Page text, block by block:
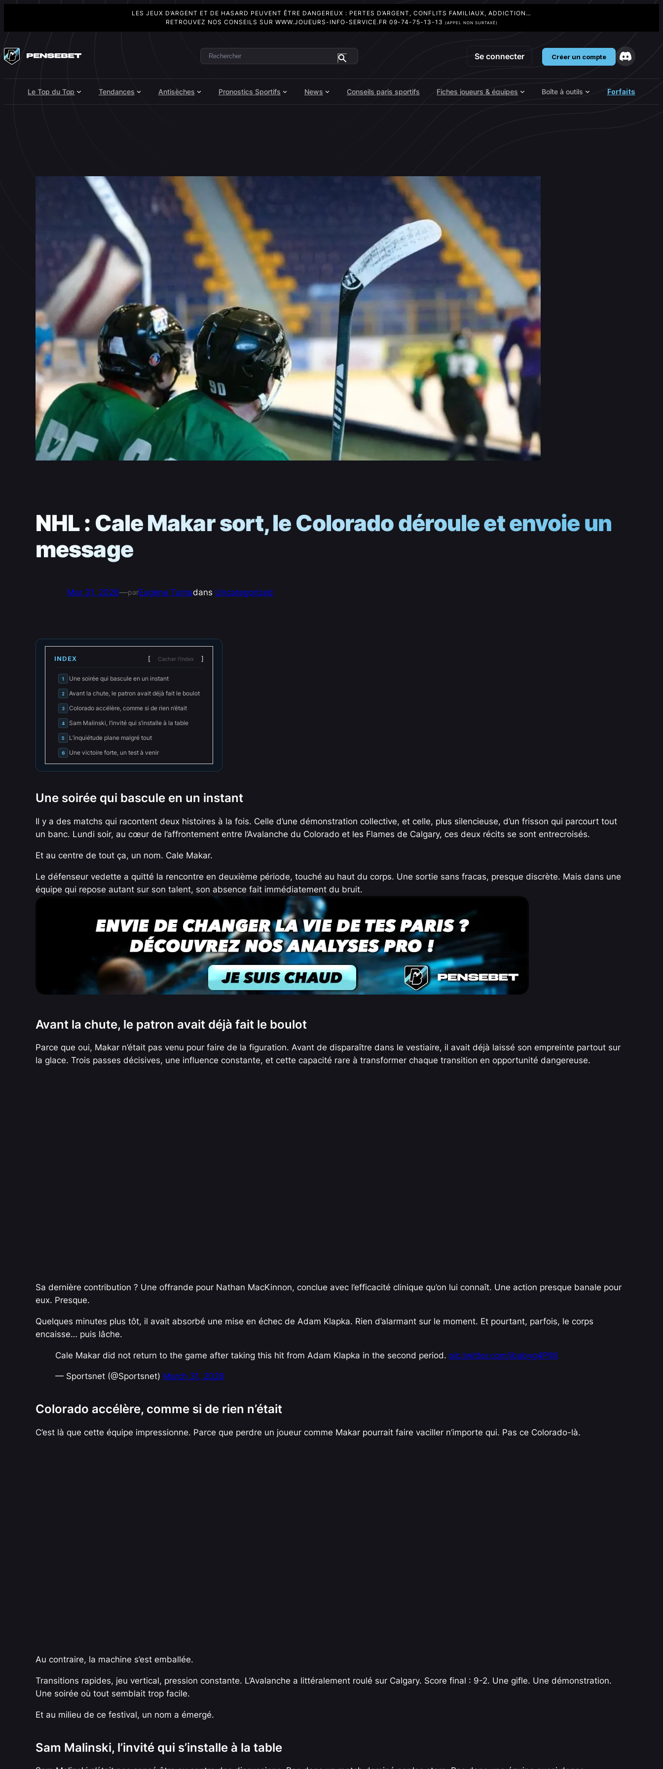
LES JEUX D’ARGENT ET DE HASARD PEUVENT ÊTRE DANGEREUX : PERTES D’ARGENT, CONFLITS FAMILIAUX, ADDICTION…
RETROUVEZ NOS CONSEILS SUR WWW.JOUEURS-INFO-SERVICE.FR 09-74-75-13-13 (APPEL NON SURTAXÉ)
au
contenu
Rechercher Se connecter Créer un compte
Le Top du Top Tendances Antisèches Pronostics Sportifs News Conseils paris sportifs Fiches joueurs & équipes Boîte à outils Forfaits
NHL : Cale Makar sort, le Colorado déroule et envoie un
message
Mar 31, 2026—parEugène Tumadans Uncategorized
INDEX Cacher l'index
1 Une soirée qui bascule en un instant
2 Avant la chute, le patron avait déjà fait le boulot
3 Colorado accélère, comme si de rien n’était
4 Sam Malinski, l’invité qui s’installe à la table
5 L’inquiétude plane malgré tout
6 Une victoire forte, un test à venir
Une soirée qui bascule en un instant
Il y a des matchs qui racontent deux histoires à la fois. Celle d’une démonstration collective, et celle, plus silencieuse, d’un frisson qui parcourt tout
un banc. Lundi soir, au cœur de l’affrontement entre l’Avalanche du Colorado et les Flames de Calgary, ces deux récits se sont entrecroisés.
Et au centre de tout ça, un nom. Cale Makar.
Le défenseur vedette a quitté la rencontre en deuxième période, touché au haut du corps. Une sortie sans fracas, presque discrète. Mais dans une
équipe qui repose autant sur son talent, son absence fait immédiatement du bruit.
Avant la chute, le patron avait déjà fait le boulot
Parce que oui, Makar n’était pas venu pour faire de la figuration. Avant de disparaître dans le vestiaire, il avait déjà laissé son empreinte partout sur
la glace. Trois passes décisives, une influence constante, et cette capacité rare à transformer chaque transition en opportunité dangereuse.
Sa dernière contribution ? Une offrande pour Nathan MacKinnon, conclue avec l’efficacité clinique qu’on lui connaît. Une action presque banale pour
eux. Presque.
Quelques minutes plus tôt, il avait absorbé une mise en échec de Adam Klapka. Rien d’alarmant sur le moment. Et pourtant, parfois, le corps
encaisse… puis lâche.
Cale Makar did not return to the game after taking this hit from Adam Klapka in the second period. pic.twitter.com/jbabyg4PWi
— Sportsnet (@Sportsnet) March 31, 2026
Colorado accélère, comme si de rien n’était
C’est là que cette équipe impressionne. Parce que perdre un joueur comme Makar pourrait faire vaciller n’importe qui. Pas ce Colorado-là.
Au contraire, la machine s’est emballée.
Transitions rapides, jeu vertical, pression constante. L’Avalanche a littéralement roulé sur Calgary. Score final : 9-2. Une gifle. Une démonstration.
Une soirée où tout semblait trop facile.
Et au milieu de ce festival, un nom a émergé.
Sam Malinski, l’invité qui s’installe à la table